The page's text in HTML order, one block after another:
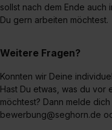
bestimmte
Auswahl über die
der Kategorien
zur Übermittlung
S. 1 lit. a) DS-GVO).
angemessenes
II). Du kannst die von
sollst nach dem Ende
Du gern arbeiten möchtest.
Weitere Fragen?
Konnten wir Deine
Hast Du etwas, was du vor
möchtest? Dann melde
bewerbung@seghorn.de